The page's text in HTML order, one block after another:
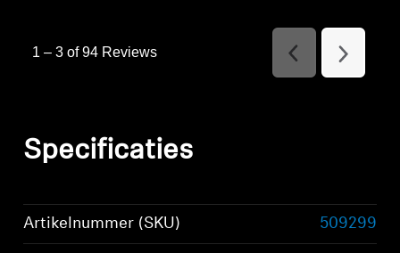
1 – 3 of 94 Reviews
Previous
Reviews
Next
Reviews
Specificaties
Artikelnummer (SKU) 509299